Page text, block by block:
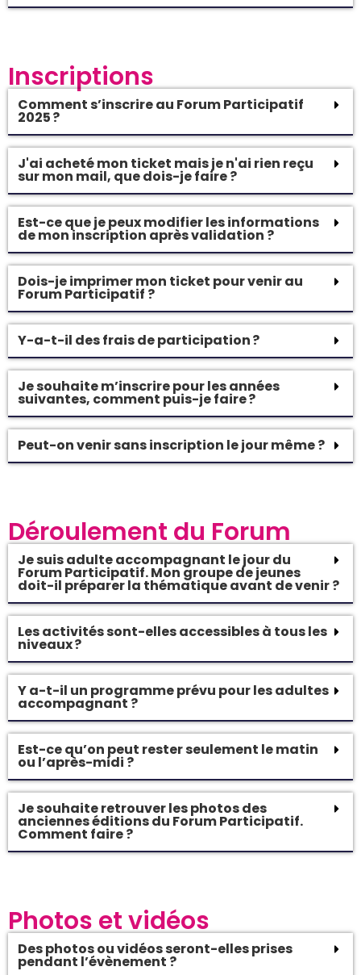
Inscriptions
Comment s’inscrire au Forum Participatif
2025 ?
J'ai acheté mon ticket mais je n'ai rien reçu
sur mon mail, que dois-je faire ?
Est-ce que je peux modifier les informations
de mon inscription après validation ?
Dois-je imprimer mon ticket pour venir au
Forum Participatif ?
Y-a-t-il des frais de participation ?
Je souhaite m’inscrire pour les années
suivantes, comment puis-je faire ?
Peut-on venir sans inscription le jour même ?
Déroulement du Forum
Je suis adulte accompagnant le jour du
Forum Participatif. Mon groupe de jeunes
doit-il préparer la thématique avant de venir ?
Les activités sont-elles accessibles à tous les
niveaux ?
Y a-t-il un programme prévu pour les adultes
accompagnant ?
Est-ce qu’on peut rester seulement le matin
ou l’après-midi ?
Je souhaite retrouver les photos des
anciennes éditions du Forum Participatif.
Comment faire ?
Photos et vidéos
Des photos ou vidéos seront-elles prises
pendant l’évènement ?